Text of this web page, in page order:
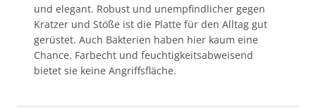
und elegant. Robust und unempfindlicher gegen
Kratzer und Stöße ist die Platte für den Alltag gut
gerüstet. Auch Bakterien haben hier kaum eine
Chance. Farbecht und feuchtigkeitsabweisend
bietet sie keine Angriffsfläche.